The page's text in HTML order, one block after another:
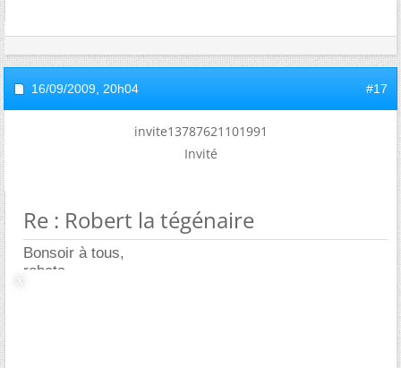
16/09/2009, 20h04 #17
invite13787621101991
Invité
Re : Robert la tégénaire
Bonsoir à tous,
robata,